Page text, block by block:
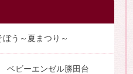
う～夏まつり～
ビーエンゼル勝田台